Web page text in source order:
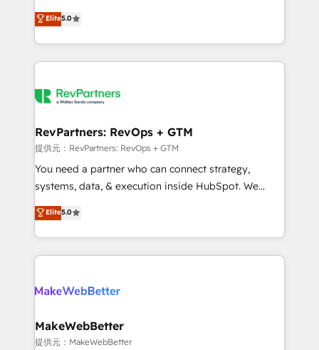
management, systems integration, and creative
solutions that deliver measurable impact and
transform brand experiences As one of the few full-
service creative agencies in the HubSpot
winning design to build scalable, globally
marketing campaigns, & RevOps frameworks that
fuel long-term success We connect the entire
customer lifecycle through seamless integrations,
ensure long-term adoption with change-
and service to drive sustainable growth With 6 key
HubSpot accreditations and experience across
Elite5.0
RevPartners: RevOps + GTM
提供元：RevPartners: RevOps + GTM
You need a partner who can connect strategy,
systems, data, & execution inside HubSpot. We
bridge the gap where most agencies fall short by
combining GTM strategy with technical execution to
solve the right problem with the right solution. As the
only firm in the world to hold Elite Partner
clients gain a unique advantage in CRM architecture,
market execution. Why B2B Businesses Choose RP: -
Secure: Soc2 compliant 🛡️ - Pricing: Implementations
Elite5.0
MakeWebBetter
提供元：MakeWebBetter